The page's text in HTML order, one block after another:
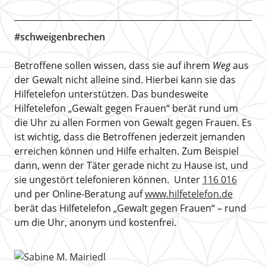
#schweigenbrechen
Betroffene sollen wissen, dass sie auf ihrem Wegaus
der Gewalt nicht alleine sind. Hierbei kann sie das
Hilfetelefon unterstützen. Das bundesweite
Hilfetelefon „Gewalt gegen Frauen“ berät rund um
die Uhr zu allen Formen von Gewalt gegen Frauen. Es
ist wichtig, dass die Betroffenen jederzeit jemanden
erreichen können und Hilfe erhalten. Zum Beispiel
dann, wenn der Täter gerade nicht zu Hause ist, und
sie ungestört telefonieren können. Unter 116 016
und per Online-Beratung aufwww.hilfetelefon.de
berät das Hilfetelefon „Gewalt gegen Frauen“ – rund
um die Uhr, anonym und kostenfrei.